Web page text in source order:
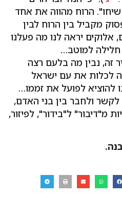
הרוח מהווה את אחד
מקביל בין הרוח לבין
אלוקים יראה לנו מה פעלנו
חלילה למוטב…
זה, נבין מה בלעם רצה
לכלות את עם ישראל
להוציא לפועל את זממו…
לקשר ולחבר בין בני האדם,
מ"דיבור" ל"בידור", לפיזור,